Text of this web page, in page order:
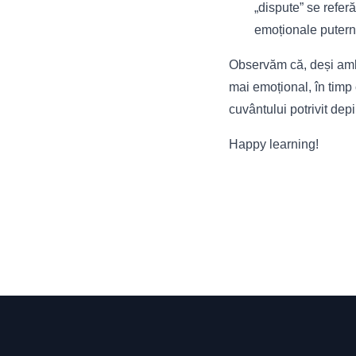
„dispute” se
emoționale
Observăm că, deși
mai emoțional, în
cuvântului potrivit
Happy learning!